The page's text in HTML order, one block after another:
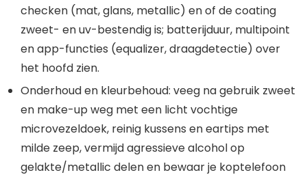
checken (mat, glans, metallic) en of de coating
zweet- en uv-bestendig is; batterijduur, multipoint
en app-functies (equalizer, draagdetectie) over
het hoofd zien.
Onderhoud en kleurbehoud: veeg na gebruik zweet
en make-up weg met een licht vochtige
microvezeldoek, reinig kussens en eartips met
milde zeep, vermijd agressieve alcohol op
gelakte/metallic delen en bewaar je koptelefoon